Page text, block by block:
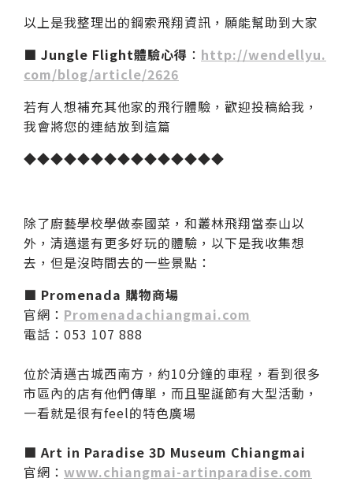
以上是我整理出的鋼索飛翔資訊，願能幫助到大家
■ Jungle Flight體驗心得 ： http://wendellyu.
com/blog/article/2626
若有人想補充其他家的飛行體驗，歡迎投稿給我，
我會將您的連結放到這篇
◆◆◆◆◆◆◆◆◆◆◆◆◆◆◆
除了廚藝學校學做泰國菜，和叢林飛翔當泰山以
外，清邁還有更多好玩的體驗，以下是我收集想
去，但是沒時間去的一些景點：
■ Promenada 購物商場
官網： Promenadachiangmai.com
電話：053 107 888
位於清邁古城西南方，約10分鐘的車程，看到很多
市區內的店有他們傳單，而且聖誕節有大型活動，
一看就是很有feel的特色廣場
■Art in Paradise 3D Museum Chiangmai
官網： www.chiangmai-artinparadise.com